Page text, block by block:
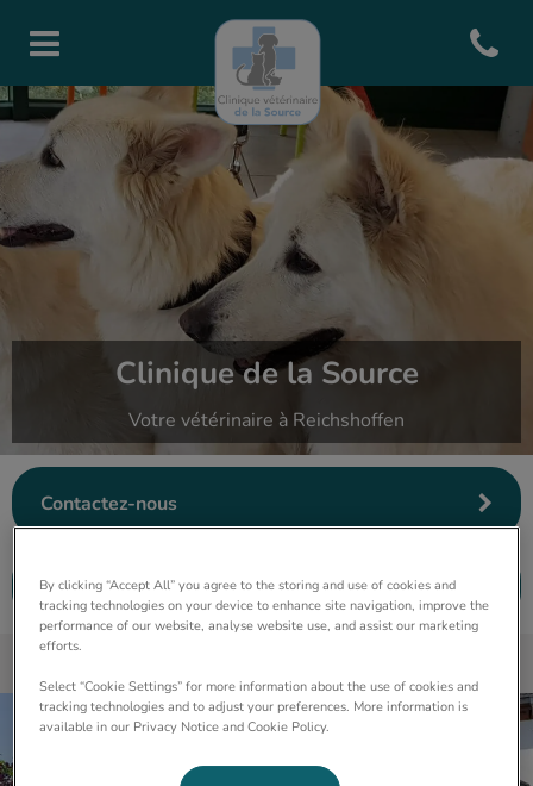
Page d'accueil de Clinique de
Open
Clinique de la Source
Votre vétérinaire à Reichshoffen
Contactez-nous
Prendre rendez-vous en ligne
By clicking “Accept All” you agree to the storing and use of cookies and
tracking technologies on your device to enhance site navigation, improve the
performance of our website, analyse website use, and assist our marketing
efforts.
Select “Cookie Settings” for more information about the use of cookies and
tracking technologies and to adjust your preferences. More information is
available in our Privacy Notice and Cookie Policy.